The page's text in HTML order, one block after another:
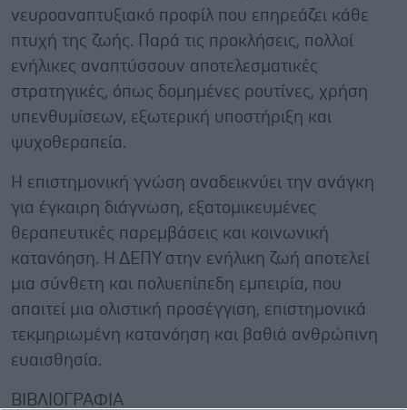
νευροαναπτυξιακό προφίλ που επηρεάζει κάθε
πτυχή της ζωής. Παρά τις προκλήσεις, πολλοί
ενήλικες αναπτύσσουν αποτελεσματικές
στρατηγικές, όπως δομημένες ρουτίνες, χρήση
υπενθυμίσεων, εξωτερική υποστήριξη και
ψυχοθεραπεία.
Η επιστημονική γνώση αναδεικνύει την ανάγκη
για έγκαιρη διάγνωση, εξατομικευμένες
θεραπευτικές παρεμβάσεις και κοινωνική
κατανόηση. Η ΔΕΠΥ στην ενήλικη ζωή αποτελεί
μια σύνθετη και πολυεπίπεδη εμπειρία, που
απαιτεί μια ολιστική προσέγγιση, επιστημονικά
τεκμηριωμένη κατανόηση και βαθιά ανθρώπινη
ευαισθησία.
ΒΙΒΛΙΟΓΡΑΦΙΑ